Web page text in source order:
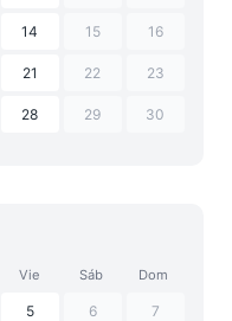
14 15 16
21 22 23
28 29 30
Vie Sáb Dom
5 6 7